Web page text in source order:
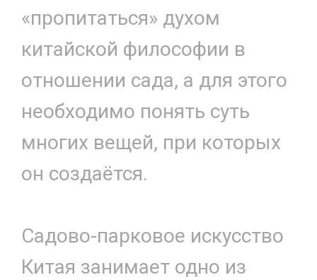
«пропитаться» духом
китайской философии в
отношении сада, а для этого
необходимо понять суть
многих вещей, при которых
он создаётся.
Садово-парковое искусство
Китая занимает одно из